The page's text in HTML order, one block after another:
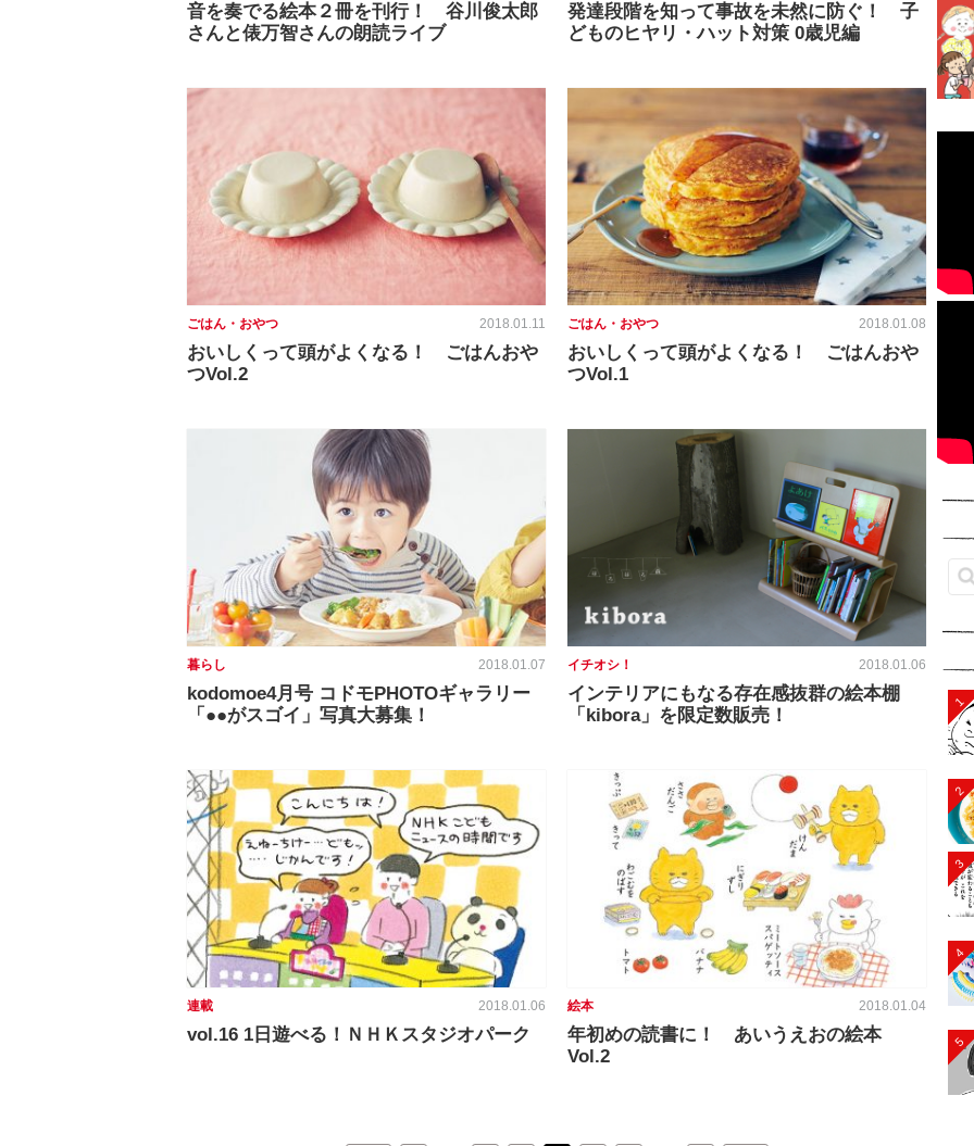
音を奏でる絵本２冊を刊行！ 谷川俊太郎
さんと俵万智さんの朗読ライブ
発達段階を知って事故を未然に防ぐ！ 子
どものヒヤリ・ハット対策 0歳児編
ごはん・おやつ 2018.01.11
おいしくって頭がよくなる！ ごはんおや
つVol.2
ごはん・おやつ 2018.01.08
おいしくって頭がよくなる！ ごはんおや
つVol.1
暮らし 2018.01.07
kodomoe4月号 コドモPHOTOギャラリー
「●●がスゴイ」写真大募集！
イチオシ！ 2018.01.06
インテリアにもなる存在感抜群の絵本棚
「kibora」を限定数販売！
連載 2018.01.06
vol.16 1日遊べる！ＮＨＫスタジオパーク
絵本 2018.01.04
年初めの読書に！ あいうえおの絵本
Vol.2
1
2
3
4
5